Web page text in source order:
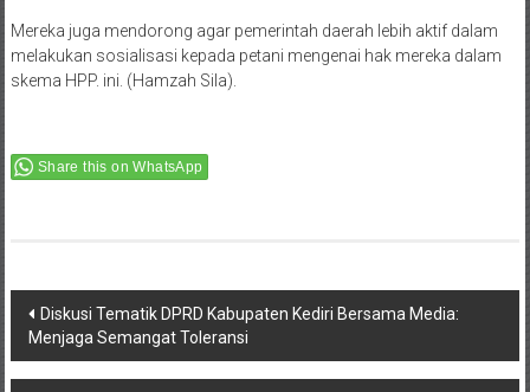
Mereka juga mendorong agar pemerintah daerah lebih aktif dalam
melakukan sosialisasi kepada petani mengenai hak mereka dalam
skema HPP. ini. (Hamzah Sila).
Share this on WhatsApp
Post
navigation
Diskusi Tematik DPRD Kabupaten Kediri Bersama Media:
Menjaga Semangat Toleransi